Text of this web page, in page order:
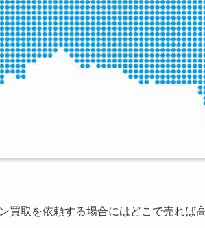
買取を依頼する場合にはどこで売れば